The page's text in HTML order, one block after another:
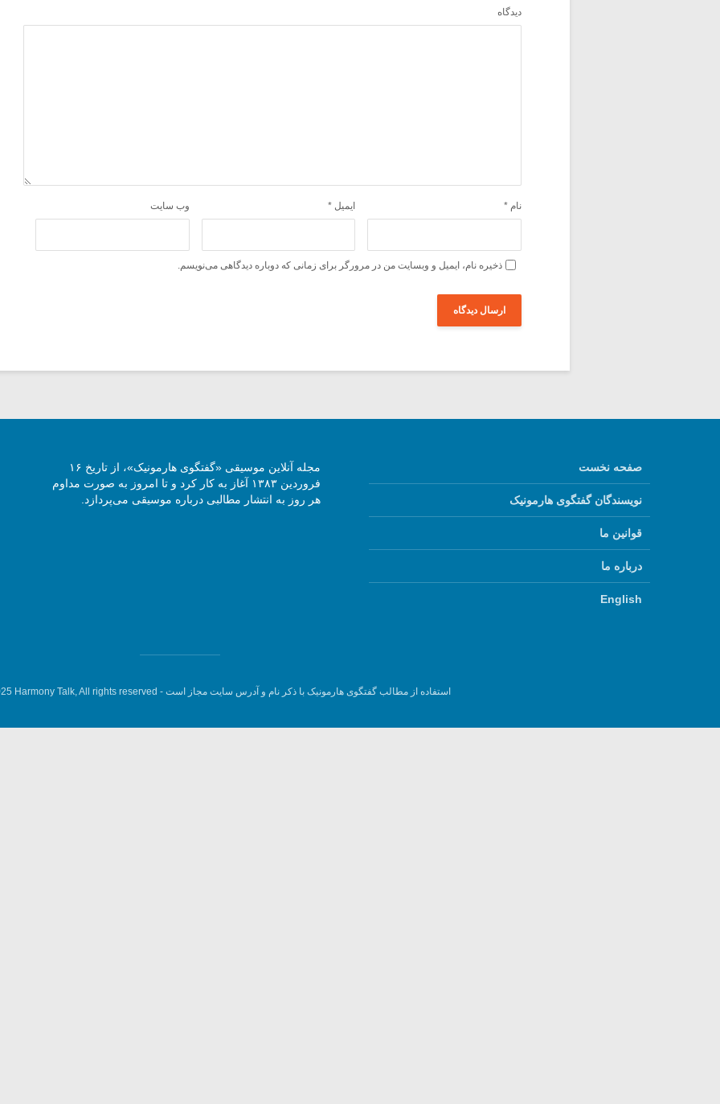
دیدگاه
نام * ایمیل * وب‌ سایت
ذخیره نام، ایمیل و وبسایت من در مرورگر برای زمانی که دوباره دیدگاهی می‌نویسم.
صفحه نخست
نویسندگان گفتگوی هارمونیک
قوانین ما
درباره ما
English
مجله آنلاین موسیقی «گفتگوی هارمونیک»، از تاریخ ۱۶
فروردین ۱۳۸۳ آغاز به کار کرد و تا امروز به صورت مداوم
هر روز به انتشار مطالبی درباره موسیقی می‌پردازد.
استفاده از مطالب گفتگوی هارمونیک با ذکر نام و آدرس سایت مجاز است - Harmony Talk, All rights reserved.